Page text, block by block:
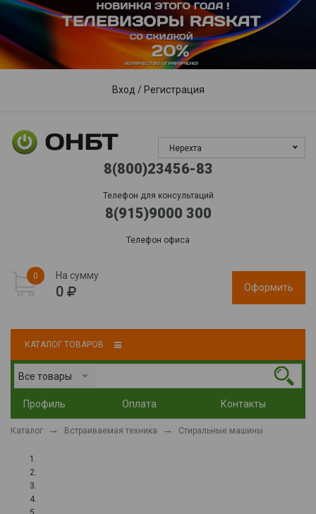
Пункты выдачи Доставка Гарантия, сервис
Обработка заказов:
пн-пт: 09:00 - 17:00,сб-вс: выходной
Вход / Регистрация
Нерехта
8(800)23456-83
Телефон для консультаций
8(915)9000 300
Телефон офиса
0 На сумму
0 Оформить
КАТАЛОГ ТОВАРОВ
Все товары
Профиль Оплата Контакты
Каталог Встраиваемая техника Стиральные машины